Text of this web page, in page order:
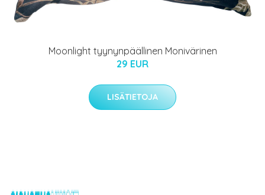
Moonlight tyynynpäällinen Monivärinen
29 EUR
LISÄTIETOJA